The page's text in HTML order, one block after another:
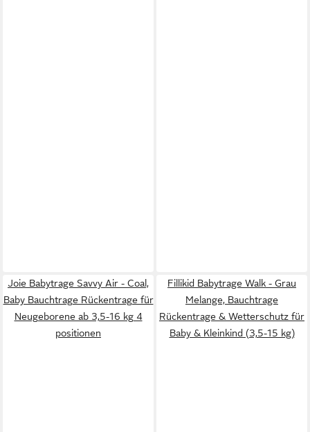
Joie Babytrage Savvy Air - Coal,
Baby Bauchtrage Rückentrage für
Neugeborene ab 3,5-16 kg 4
positionen
Fillikid Babytrage Walk - Grau
Melange, Bauchtrage
Rückentrage & Wetterschutz für
Baby & Kleinkind (3,5-15 kg)